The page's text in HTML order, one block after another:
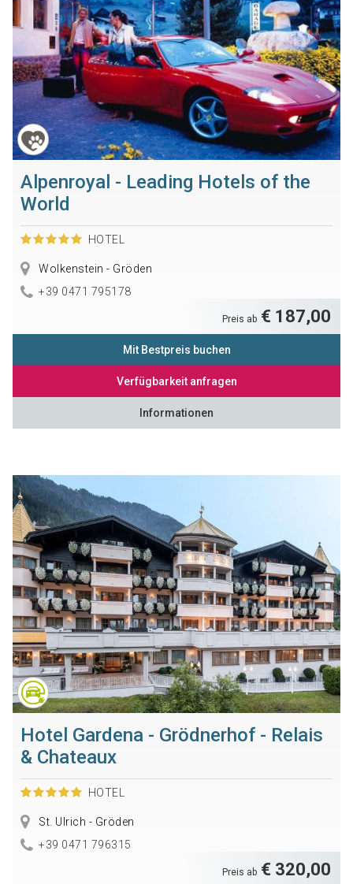
Alpenroyal - Leading Hotels of the
World
HOTEL
Wolkenstein - Gröden
+39 0471 795178
Preis ab € 187,00
Mit Bestpreis buchen
Verfügbarkeit anfragen
Informationen
Hotel Gardena - Grödnerhof - Relais
& Chateaux
HOTEL
St. Ulrich - Gröden
+39 0471 796315
Preis ab € 320,00